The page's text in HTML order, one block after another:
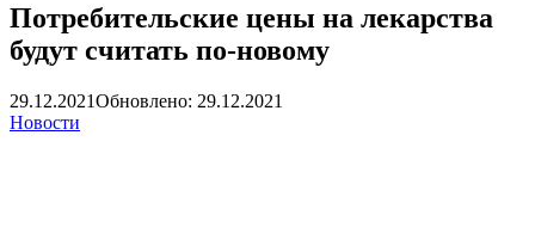
Потребительские цены на лекарства
будут считать по-новому
29.12.2021Обновлено: 29.12.2021
Новости